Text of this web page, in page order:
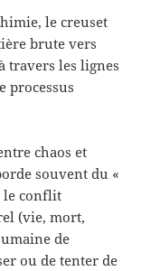
le creuset
brute vers
travers les lignes
processus
chaos et
souvent du «
le conflit
(vie, mort,
de
ou de tenter de